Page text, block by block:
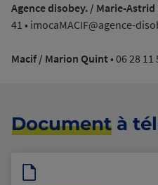
Document à
Agence disobey. / Marie-Astrid
41 • imocaMACIF@agence-
Macif / Marion Quint• 06 28 11